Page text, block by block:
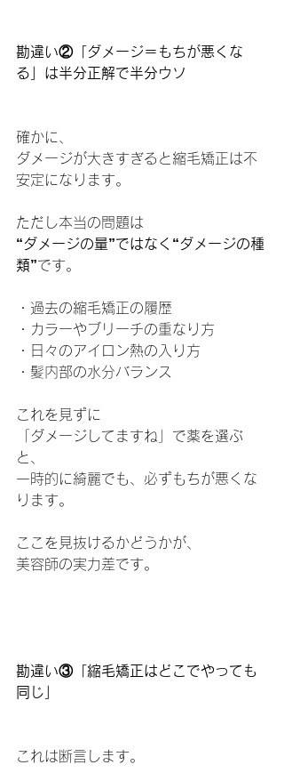
勘違い②「ダメージ＝もちが悪くな
る」は半分正解で半分ウソ
確かに、
ダメージが大きすぎると縮毛矯正は不
安定になります。
ただし本当の問題は
“ダメージの量”ではなく“ダメージの種
類”です。
・過去の縮毛矯正の履歴
・カラーやブリーチの重なり方
・日々のアイロン熱の入り方
・髪内部の水分バランス
これを見ずに
「ダメージしてますね」で薬を選ぶ
と、
一時的に綺麗でも、必ずもちが悪くな
ります。
ここを見抜けるかどうかが、
美容師の実力差です。
勘違い③「縮毛矯正はどこでやっても
同じ」
これは断言します。